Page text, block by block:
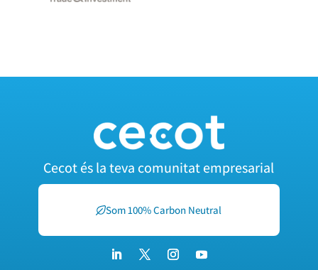
Cecot és la teva comunitat empresarial
Som 100% Carbon Neutral